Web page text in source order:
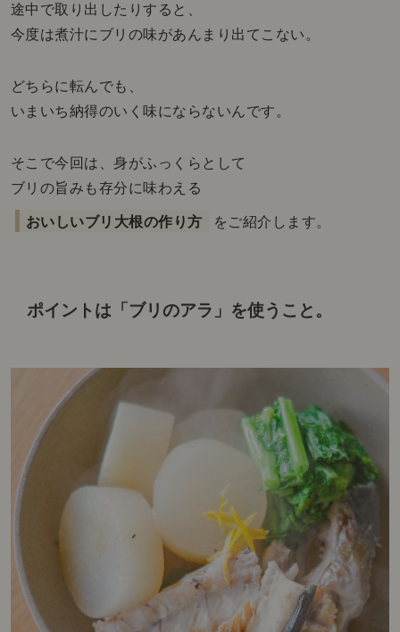
途中で取り出したりすると、
今度は煮汁にブリの味があんまり出てこない。
どちらに転んでも、
いまいち納得のいく味にならないんです。
そこで今回は、身がふっくらとして
ブリの旨みも存分に味わえる
おいしいブリ大根の作り方 をご紹介します。
ポイントは「ブリのアラ」を使うこと。